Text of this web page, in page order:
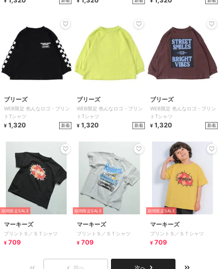
ブリーズ
WEB限定 色んなロゴ・プリン
トTシャツ
¥ 1,320 新着
ブリーズ
WEB限定 色んなロゴ・プリン
トTシャツ
¥ 1,320 新着
ブリーズ
WEB限定 色んなロゴ・プリン
トTシャツ
¥ 1,320 新着
期間限定SALE
マーキーズ
プリントＳ／ＳＴシャツ
¥ 709
期間限定SALE
マーキーズ
プリントＳ／ＳＴシャツ
¥ 709
期間限定SALE
マーキーズ
プリントＳ／ＳＴシャツ
¥ 709